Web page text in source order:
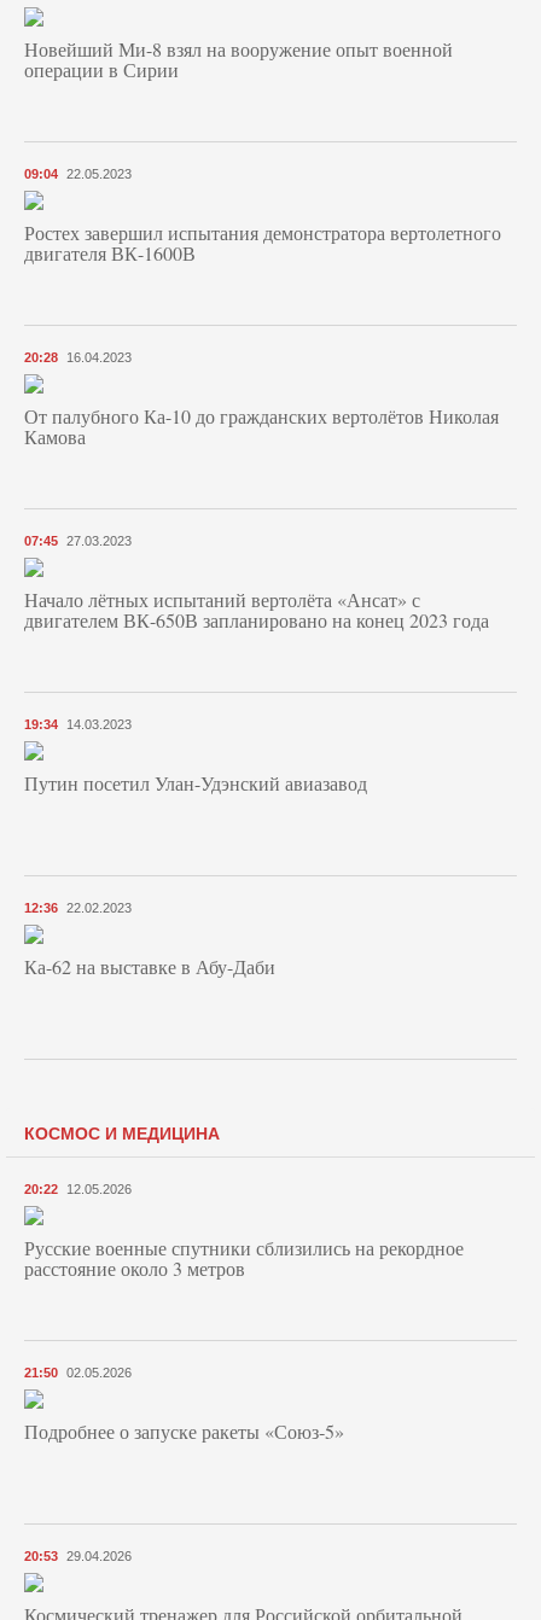
Новейший Ми-8 взял на вооружение опыт военной
операции в Сирии
09:04 22.05.2023
Ростех завершил испытания демонстратора вертолетного
двигателя ВК-1600В
20:28 16.04.2023
От палубного Ка-10 до гражданских вертолётов Николая
Камова
07:45 27.03.2023
Начало лётных испытаний вертолёта «Ансат» с
двигателем ВК-650В запланировано на конец 2023 года
19:34 14.03.2023
Путин посетил Улан-Удэнский авиазавод
12:36 22.02.2023
Ка-62 на выставке в Абу-Даби
КОСМОС И МЕДИЦИНА
20:22 12.05.2026
Русские военные спутники сблизились на рекордное
расстояние около 3 метров
21:50 02.05.2026
Подробнее о запуске ракеты «Союз‑5»
20:53 29.04.2026
Космический тренажер для Российской орбитальной